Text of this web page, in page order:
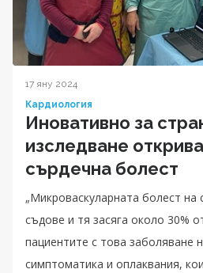
17 яну 2024
Кардиология
Иновативно за
изследване
сърдечна болест
„Микроваскуларната болест на
съдове и тя засяга около 30%
пациентите с това заболяване
симптоматика и оплаквания,